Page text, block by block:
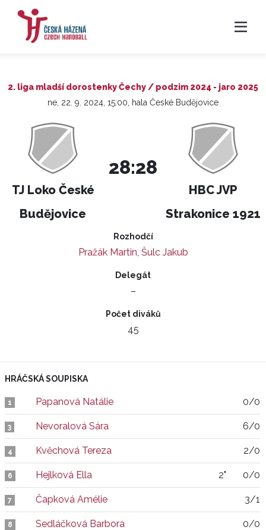
2. liga mladší dorostenky Čechy / podzim 2024 - jaro 2025
ne, 22. 9. 2024, 15:00, hala České Budějovice
TJ Loko České
Budějovice
28:28
HBC JVP
Strakonice 1921
Rozhodčí
Pražák Martin, Šulc Jakub
Delegát
–
Počet diváků
45
HRÁČSKÁ SOUPISKA
1 Papanová Natálie 0/0
3 Nevoralová Sára 6/0
4 Kvěchová Tereza 2/0
6 Hejlková Ella 2" 0/0
7 Čapková Amélie 3/1
8 Sedláčková Barbora 0/0